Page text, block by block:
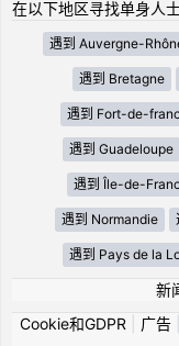
在以下地区寻找单身人
遇到 Auvergne-
遇到 Bretagne
遇到 Fort-de-
遇到 Guadeloupe
遇到 Île-de-
遇到 Normandie
遇到 Pays de la
新
Cookie和GDPR
广告|